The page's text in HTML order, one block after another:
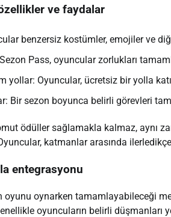
ve faydalar
benzersiz kostümler, emojiler ve
Pass, oyuncular zorlukları
yollar: Oyuncular, ücretsiz bir yolla
Bir sezon boyunca belirli görevleri
ödüller sağlamakla kalmaz, aynı
katmanlar arasında
entegrasyonu
oyunu oynarken tamamlayabileceği
oyuncuların belirli